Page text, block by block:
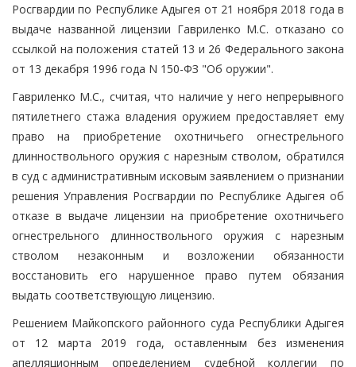
Росгвардии по Республике Адыгея от 21 ноября 2018 года в
выдаче названной лицензии Гавриленко М.С. отказано со
ссылкой на положения статей 13 и 26 Федерального закона
от 13 декабря 1996 года N 150-ФЗ "Об оружии".
Гавриленко М.С., считая, что наличие у него непрерывного
пятилетнего стажа владения оружием предоставляет ему
право на приобретение охотничьего огнестрельного
длинноствольного оружия с нарезным стволом, обратился
в суд с административным исковым заявлением о признании
решения Управления Росгвардии по Республике Адыгея об
отказе в выдаче лицензии на приобретение охотничьего
огнестрельного длинноствольного оружия с нарезным
стволом незаконным и возложении обязанности
восстановить его нарушенное право путем обязания
выдать соответствующую лицензию.
Решением Майкопского районного суда Республики Адыгея
от 12 марта 2019 года, оставленным без изменения
апелляционным определением судебной коллегии по